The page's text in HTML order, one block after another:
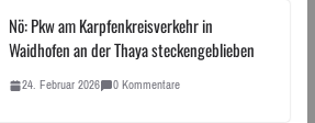
Nö: Pkw am Karpfenkreisverkehr in
Waidhofen an der Thaya steckengeblieben
24. Februar 2026 0 Kommentare